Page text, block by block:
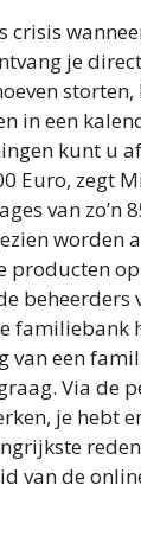
crisis
je
in een
kunt u
Euro, zegt
van zo’n
worden
producten
beheerders
familiebank
van een
Via de
je hebt
van de